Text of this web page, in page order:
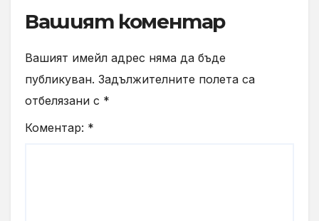
Вашият коментар
Вашият имейл адрес няма да бъде
публикуван. Задължителните полета са
отбелязани с *
Коментар: *